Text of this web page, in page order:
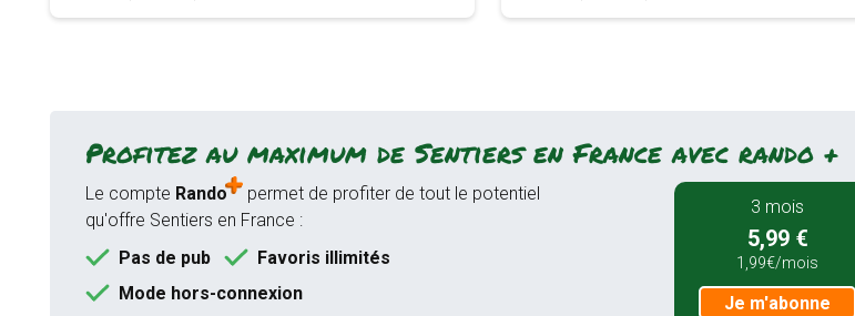
Profitez au maximum de Sentiers en France avec rando +
Le compte Rando
permet de profiter de tout le potentiel
qu'offre Sentiers en France :
Pas de pub
Favoris illimités
Mode hors-connexion
3 mois
5,99 €
1,99€/mois
Je m'abonne